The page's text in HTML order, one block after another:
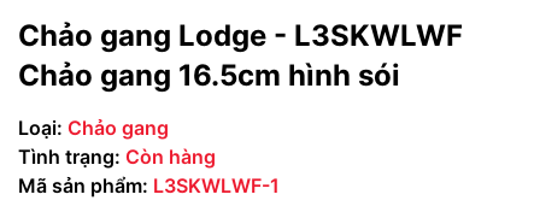
Chảo gang Lodge - L3SKWLWF
Chảo gang 16.5cm hình sói
Loại: Chảo gang
Tình trạng: Còn hàng
Mã sản phẩm: L3SKWLWF-1